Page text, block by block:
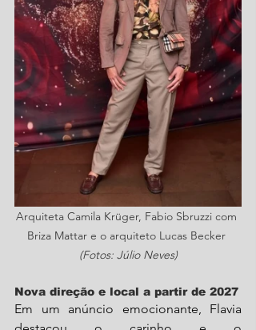
Arquiteta Camila Krüger, Fabio Sbruzzi com
Briza Mattar e o arquiteto Lucas Becker
(Fotos: Júlio Neves)
Nova direção e local a partir de 2027
Em um anúncio emocionante, Flavia